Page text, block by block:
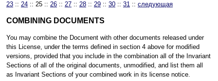
23 :: 24 :: 25 :: 26 :: 27 :: 28 :: 29 :: 30 :: 31 :: следующая
COMBINING DOCUMENTS
You may combine the Document with other documents released under
this License, under the terms defined in section 4 above for modified
versions, provided that you include in the combination all of the Invariant
Sections of all of the original documents, unmodified, and list them all
as Invariant Sections of your combined work in its license notice.